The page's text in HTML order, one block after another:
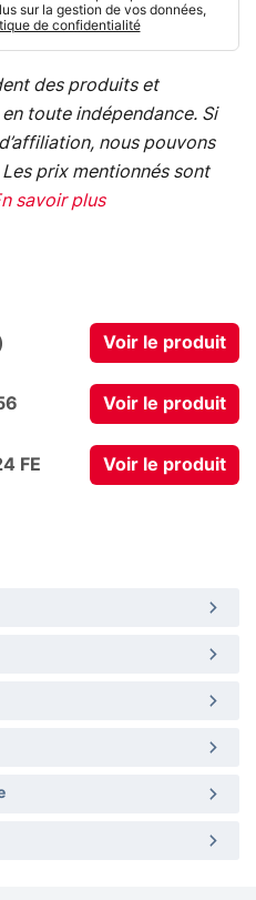
sur la gestion de vos données,
de confidentialité
des produits et
toute indépendance. Si
nous pouvons
prix mentionnés sont
savoir plus
Voir le produit
Voir le produit
FE Voir le produit